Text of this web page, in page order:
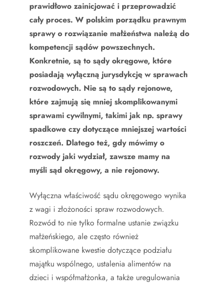
prawidłowo zainicjować i przeprowadzić
cały proces. W polskim porządku prawnym
sprawy o rozwiązanie małżeństwa należą do
kompetencji sądów powszechnych.
Konkretnie, są to sądy okręgowe, które
posiadają wyłączną jurysdykcję w sprawach
rozwodowych. Nie są to sądy rejonowe,
które zajmują się mniej skomplikowanymi
sprawami cywilnymi, takimi jak np. sprawy
spadkowe czy dotyczące mniejszej wartości
roszczeń. Dlatego też, gdy mówimy o
rozwody jaki wydział, zawsze mamy na
myśli sąd okręgowy, a nie rejonowy.
Wyłączna właściwość sądu okręgowego wynika
z wagi i złożoności spraw rozwodowych.
Rozwód to nie tylko formalne ustanie związku
małżeńskiego, ale często również
skomplikowane kwestie dotyczące podziału
majątku wspólnego, ustalenia alimentów na
dzieci i współmałżonka, a także uregulowania